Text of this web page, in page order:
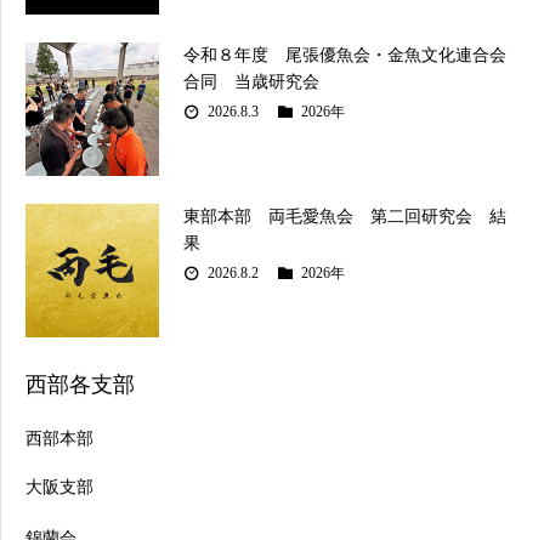
令和８年度 尾張優魚会・金魚文化連合会
合同 当歳研究会
2026.8.3 2026年
東部本部 両毛愛魚会 第二回研究会 結
果
2026.8.2 2026年
西部各支部
西部本部
大阪支部